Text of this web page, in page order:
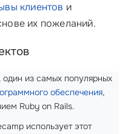
клиентов и
их пожеланий.
из самых популярных
обеспечения,
Ruby on Rails.
использует этот